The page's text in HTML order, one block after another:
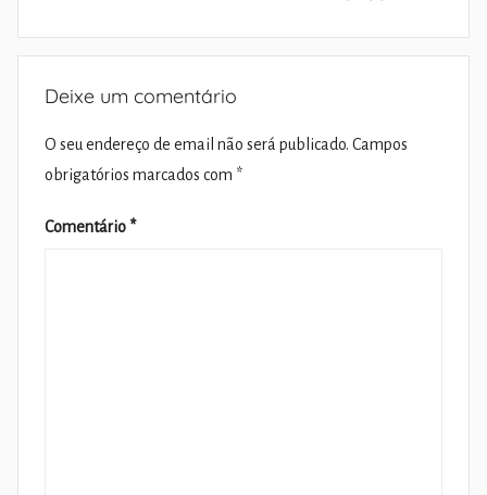
Deixe um comentário
O seu endereço de email não será publicado. Campos
obrigatórios marcados com *
Comentário *